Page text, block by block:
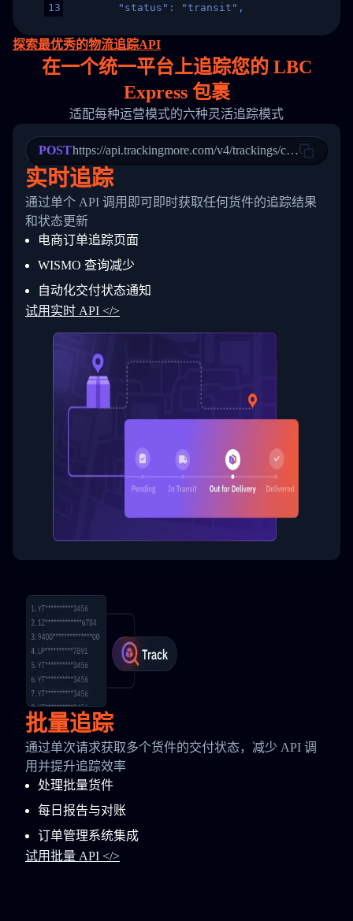
13
15
16
17
18
22
23
24
25
27
28
29
30
31
33
34
        "status": "transit",
"destination_country": "United
        "itemTimeLength": 2,
        "weblink": "",
        "phone": null,
        "trackinfo": [
          {
            "Date": "2017-03-08 04: 22: 00",
"StatusDescription": "Departed
"Details": "Departed Facility
          },
          {
            "Date": "2017-03-06 15:28:00",
"StatusDescription": "Shipment
"Details": "BEIJING-
          }
        ]
      }
  }
}
探索最优秀的物流追踪API
在一个统一平台上追踪您的 LBC
Express 包裹
适配每种运营模式的六种灵活追踪模式
POSThttps://api.trackingmore.com/v4/trackings/create
实时追踪
通过单个 API 调用即可即时获取任何货件的追踪结果
和状态更新
电商订单追踪页面
WISMO 查询减少
自动化交付状态通知
试用实时 API </>
批量追踪
通过单次请求获取多个货件的交付状态，减少 API 调
用并提升追踪效率
处理批量货件
每日报告与对账
订单管理系统集成
试用批量 API </>